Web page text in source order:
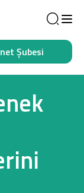
Şubesi